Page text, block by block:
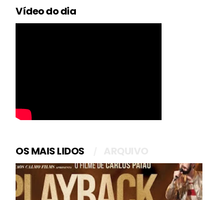
Vídeo do dia
OS MAIS LIDOS